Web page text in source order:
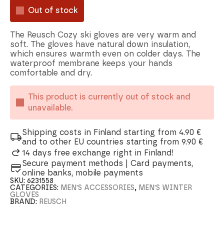
Out of stock
The Reusch Cozy ski gloves are very warm and
soft. The gloves have natural down insulation,
which ensures warmth even on colder days. The
waterproof membrane keeps your hands
comfortable and dry.
This product is currently out of stock and
unavailable.
Shipping costs in Finland starting from 4.90 €
and to other EU countries starting from 9.90 €
14 days free exchange right in Finland!
Secure payment methods | Card payments,
online banks, mobile payments
SKU:6231558
CATEGORIES: MEN'S ACCESSORIES, MEN'S WINTER
GLOVES
BRAND: REUSCH